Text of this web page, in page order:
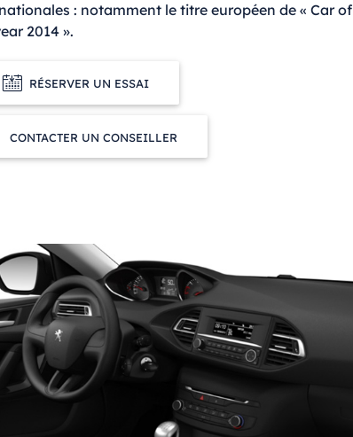
: notamment le titre européen de « Car of
2014 ».
RÉSERVER UN ESSAI
CONTACTER UN CONSEILLER